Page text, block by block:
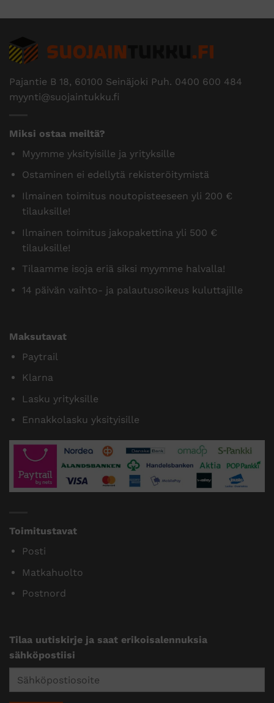
Pajantie B 18, 60100 Seinäjoki Puh. 0400 600 484
myynti@suojaintukku.fi
Miksi ostaa meiltä?
Myymme yksityisille ja yrityksille
Ostaminen ei edellytä rekisteröitymistä
Ilmainen toimitus noutopisteeseen yli 200 €
tilauksille!
Ilmainen toimitus jakopakettina yli 500 €
tilauksille!
Tilaamme isoja eriä siksi myymme halvalla!
14 päivän vaihto- ja palautusoikeus kuluttajille
Maksutavat
Paytrail
Klarna
Lasku yrityksille
Ennakkolasku yksityisille
Toimitustavat
Posti
Matkahuolto
Postnord
Tilaa uutiskirje ja saat erikoisalennuksia
sähköpostiisi